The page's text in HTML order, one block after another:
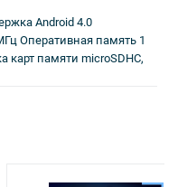
Android 4.0
Оперативная память 1
карт памяти microSDHC,